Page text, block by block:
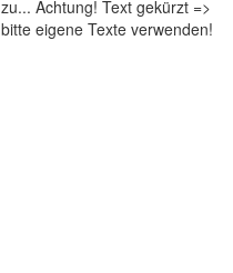
zu... Achtung! Text gekürzt =>
bitte eigene Texte verwenden!